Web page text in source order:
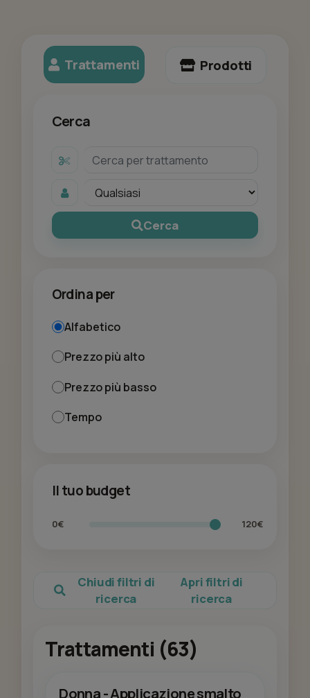
Trattamenti Prodotti
Cerca
Cerca
Ordina per
Alfabetico
Prezzo più alto
Prezzo più basso
Tempo
Il tuo budget
0€ 120€
Chiudi filtri di
ricerca
Apri filtri di
ricerca
Trattamenti (63)
Donna - Applicazione smalto